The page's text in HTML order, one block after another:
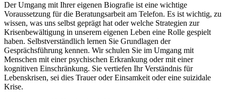
Der Umgang mit Ihrer eigenen Biografie ist eine wichtige
Voraussetzung für die Beratungsarbeit am Telefon. Es ist wichtig, zu
wissen, was uns selbst geprägt hat oder welche Strategien zur
Krisenbewältigung in unserem eigenen Leben eine Rolle gespielt
haben. Selbstverständlich lernen Sie Grundlagen der
Gesprächsführung kennen. Wir schulen Sie im Umgang mit
Menschen mit einer psychischen Erkrankung oder mit einer
kognitiven Einschränkung. Sie vertiefen Ihr Verständnis für
Lebenskrisen, sei dies Trauer oder Einsamkeit oder eine suizidale
Krise.